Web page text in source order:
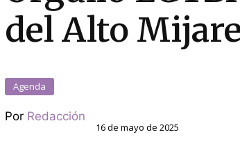
del Alto
Agenda
Por Redacción
16 de mayo de 2025